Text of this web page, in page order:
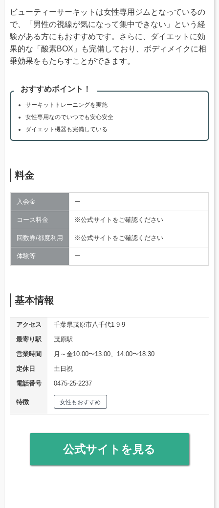
ビューティーサーキットは女性専用ジムとなっているの
で、「男性の視線が気になって集中できない」という経
験がある方にもおすすめです。さらに、ダイエットに効
果的な「酸素BOX」も完備しており、ボディメイクに相
乗効果をもたらすことができます。
おすすめポイント！
サーキットトレーニングを実施
女性専用なのでいつでも安心安全
ダイエット機器も完備している
料金
入会金 ー
コース料金 ※公式サイトをご確認ください
回数券/都度利用 ※公式サイトをご確認ください
体験等 ー
基本情報
アクセス
千葉県茂原市八千代1-9-9
最寄り駅
茂原駅
営業時間
月～金10:00〜13:00、14:00〜18:30
定休日
土日祝
電話番号
0475-25-2237
特徴 女性もおすすめ
公式サイトを見る